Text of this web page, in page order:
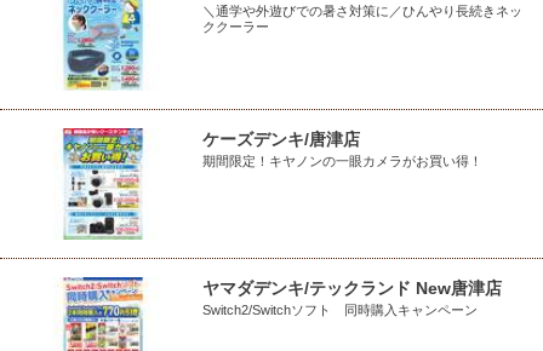
＼通学や外遊びでの暑さ対策に／ひんやり長続きネッ
ククーラー
ケーズデンキ/唐津店
期間限定！キヤノンの一眼カメラがお買い得！
ヤマダデンキ/テックランド New唐津店
Switch2/Switchソフト 同時購入キャンペーン